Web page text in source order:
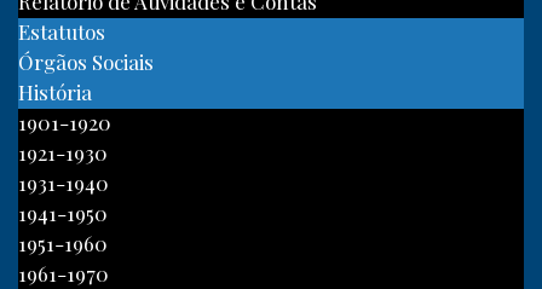
Estatutos
Órgãos Sociais
História
1901-1920
1921-1930
1931-1940
1941-1950
1951-1960
1961-1970